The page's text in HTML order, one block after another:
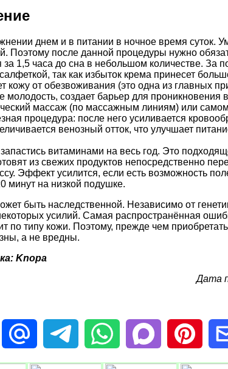
днем и в питании в ночное время суток.
Поэтому после данной процедуры нужно
1,5 часа до сна в небольшом количестве. За
так как избыток крема принесет
от обезвоживания (это одна из главных
молодость, создает барьер для проникновения
массаж (по массажным линиям) или
процедура: после него усиливается
венозный отток, что улучшает
витаминами на весь год. Это
из свежих продуктов непосредственно
Эффект усилится, если есть возможность
минут на низкой подушке.
быть наследственной. Независимо от
усилий. Самая распространённая
по типу кожи. Поэтому, прежде чем
а не вредны.
Knopa
Дата